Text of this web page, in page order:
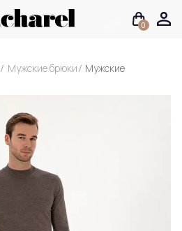
0
Мужские брюки Мужские